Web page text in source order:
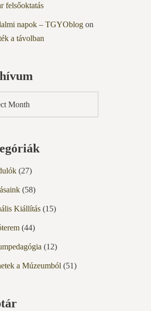
felsőoktatás
napok – TGYOblogon
a távolban
(27)
(58)
Kiállítás(15)
(44)
(12)
a Múzeumból (51)